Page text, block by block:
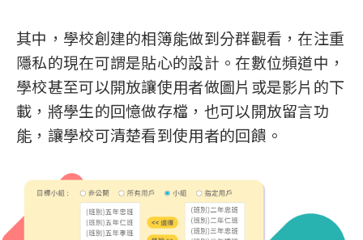
其中，學校創建的相簿能做到分群觀看，在注重
隱私的現在可謂是貼心的設計。在數位頻道中，
學校甚至可以開放讓使用者做圖片或是影片的下
載，將學生的回憶做存檔，也可以開放留言功
能，讓學校可清楚看到使用者的回饋。